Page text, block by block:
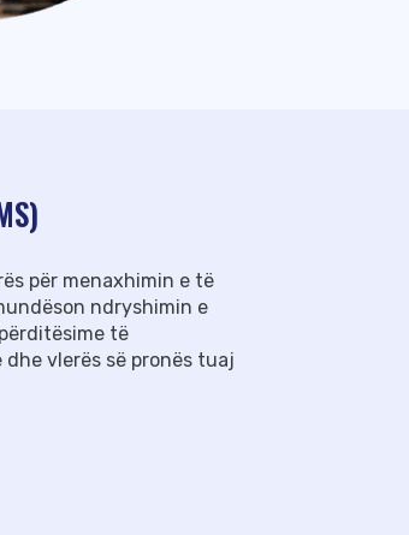
për menaxhimin e të
ndryshimin e
të
vlerës së pronës tuaj